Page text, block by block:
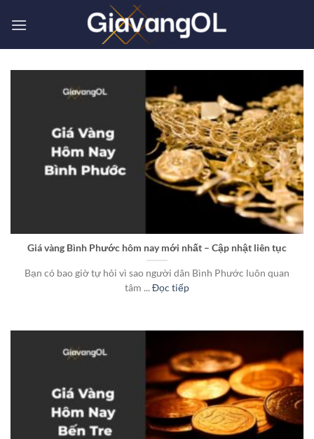
qua
Giá vàng Bình Phước hôm nay mới nhất – Cập nhật liên tục
Bạn có bao giờ tự hỏi vì sao người dân Bình Phước luôn quan
tâm ...Đọc tiếp